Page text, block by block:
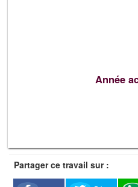
Année
Partager ce travail sur :